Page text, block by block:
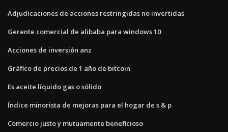
Adjudicaciones de acciones restringidas no invertidas
Gerente comercial de alibaba para windows 10
Acciones de inversión anz
Gráfico de precios de 1 año de bitcoin
Es aceite líquido gas o sólido
Índice minorista de mejoras para el hogar de s & p
Comercio justo y mutuamente beneficioso